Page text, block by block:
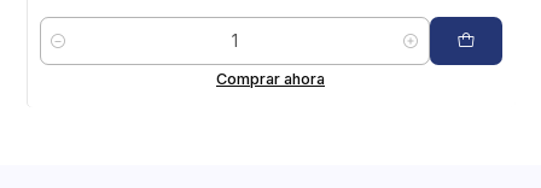
Cantidad
Comprar ahora